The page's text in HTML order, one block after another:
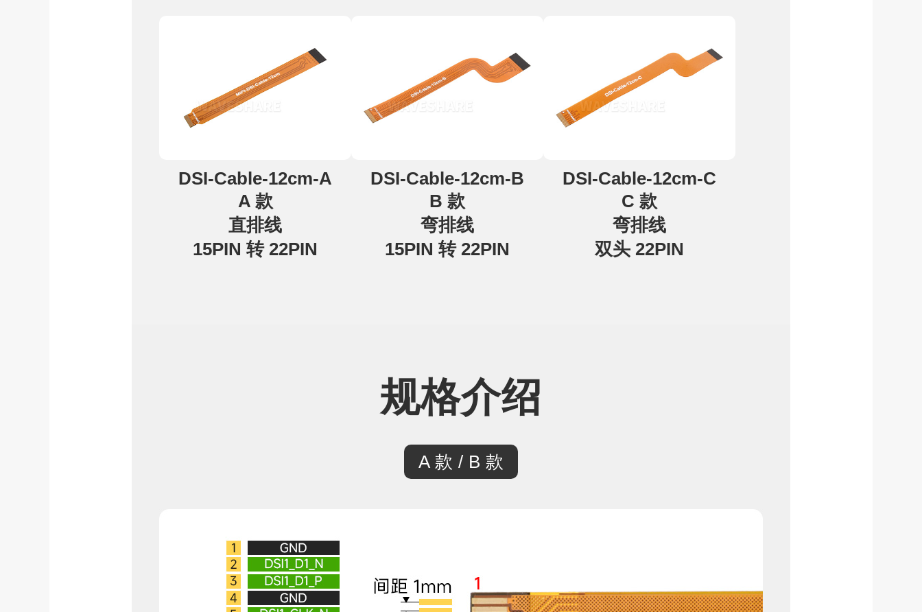
DSI-Cable-12cm-A
A 款
直排线
15PIN 转 22PIN
DSI-Cable-12cm-B
B 款
弯排线
15PIN 转 22PIN
DSI-Cable-12cm-C
C 款
弯排线
双头 22PIN
规格介绍
A 款 / B 款